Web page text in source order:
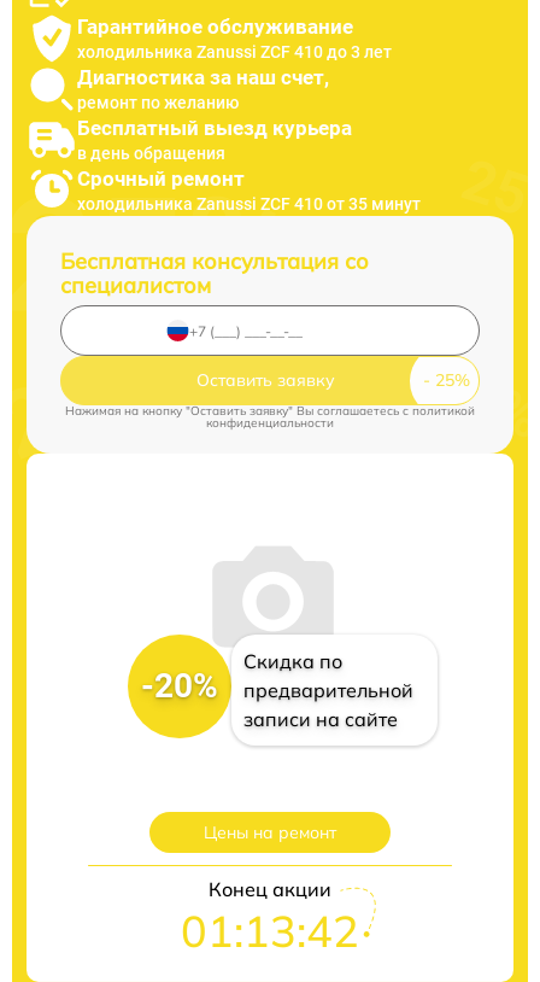
Гарантийное обслуживание
холодильника Zanussi ZCF 410 до 3 лет
Диагностика за наш счет,
ремонт по желанию
Бесплатный выезд курьера
в день обращения
Срочный ремонт
холодильника Zanussi ZCF 410 от 35 минут
Бесплатная консультация со
специалистом
Оставить заявку
Нажимая на кнопку "Оставить заявку" Вы соглашаетесь cполитикой
конфиденциальности
-20%
Скидка по
предварительной
записи на сайте
Цены на ремонт
Конец акции
01:13:41